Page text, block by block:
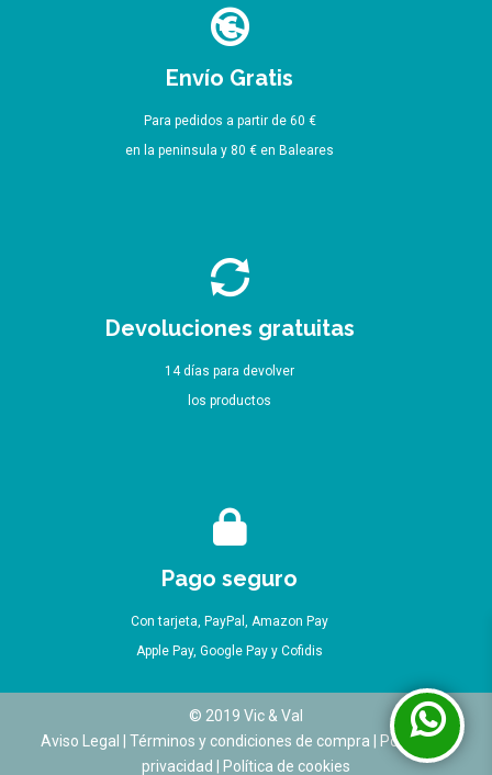
Envío Gratis
Para pedidos a partir de 60 €
en la peninsula y 80 € en Baleares
Devoluciones gratuitas
14 días para devolver
los productos
Pago seguro
Con tarjeta, PayPal, Amazon Pay
Apple Pay, Google Pay y Cofidis
© 2019 Vic & Val
Aviso Legal
Términos y condiciones de compra
Política de
privacidad
Política de cookies